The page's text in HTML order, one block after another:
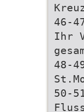
46-
Ihr
48-
50-